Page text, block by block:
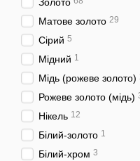
Матове золото 29
Сірий 5
Мідний 1
Мідь (рожеве золото)
Рожеве золото (мідь)
Нікель 12
Білий-золото 1
Білий-хром 3